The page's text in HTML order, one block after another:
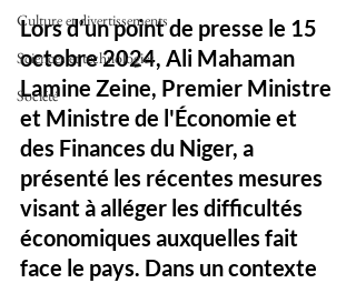
Culture et divertissements
Sciences et technologies
Société
Lors d’un point de presse le 15
octobre 2024, Ali Mahaman
Lamine Zeine, Premier Ministre
et Ministre de l'Économie et
des Finances du Niger, a
présenté les récentes mesures
visant à alléger les difficultés
économiques auxquelles fait
face le pays. Dans un contexte